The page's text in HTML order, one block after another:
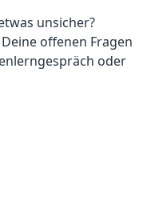
unsicher?
offenen Fragen
oder